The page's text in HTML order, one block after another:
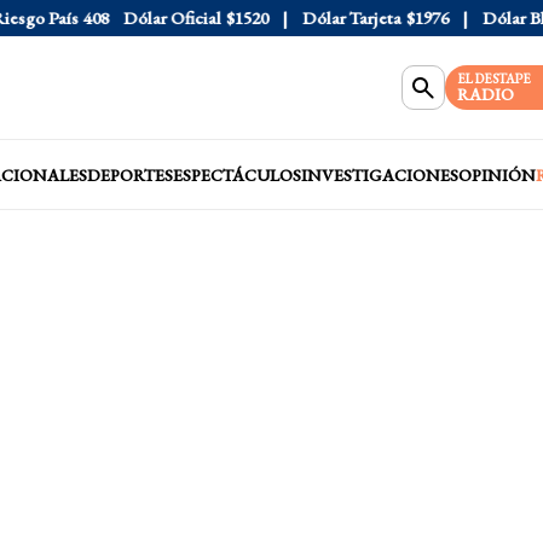
País 408 Dólar Oficial $1520 Dólar Tarjeta $1976 Dólar Blue
EL DESTAPE
RADIO
DEPORTESESPECTÁCULOSINVESTIGACIONESOPINIÓN